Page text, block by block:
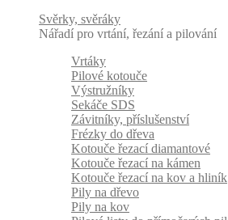
Svěrky, svěráky
Nářadí pro vrtání, řezání a pilování
Vrtáky
Pilové kotouče
Výstružníky
Sekáče SDS
Závitníky, příslušenství
Frézky do dřeva
Kotouče řezací diamantové
Kotouče řezací na kámen
Kotouče řezací na kov a hliník
Pily na dřevo
Pily na kov